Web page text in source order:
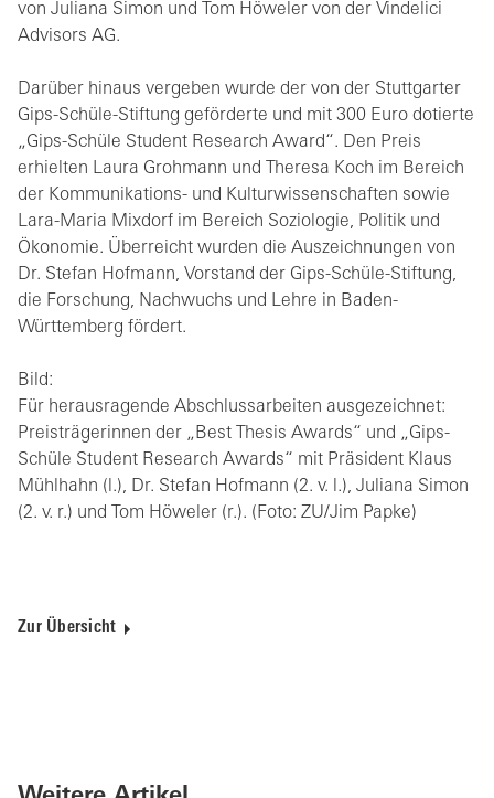
von Juliana Simon und Tom Höweler von der Vindelici
Advisors AG.
Darüber hinaus vergeben wurde der von der Stuttgarter
Gips-Schüle-Stiftung geförderte und mit 300 Euro dotierte
„Gips-Schüle Student Research Award“. Den Preis
erhielten Laura Grohmann und Theresa Koch im Bereich
der Kommunikations- und Kulturwissenschaften sowie
Lara-Maria Mixdorf im Bereich Soziologie, Politik und
Ökonomie. Überreicht wurden die Auszeichnungen von
Dr. Stefan Hofmann, Vorstand der Gips-Schüle-Stiftung,
die Forschung, Nachwuchs und Lehre in Baden-
Württemberg fördert.
Bild:
Für herausragende Abschlussarbeiten ausgezeichnet:
Preisträgerinnen der „Best Thesis Awards“ und „Gips-
Schüle Student Research Awards“ mit Präsident Klaus
Mühlhahn (l.), Dr. Stefan Hofmann (2. v. l.), Juliana Simon
(2. v. r.) und Tom Höweler (r.). (Foto: ZU/Jim Papke)
Zur Übersicht